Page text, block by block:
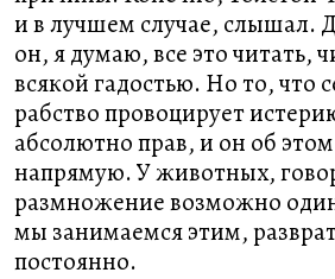
и в лучшем случае, слышал.
он, я думаю, все это читать,
всякой гадостью. Но то, что
рабство провоцирует
абсолютно прав, и он об
напрямую. У животных,
размножение возможно
мы занимаемся этим,
постоянно.